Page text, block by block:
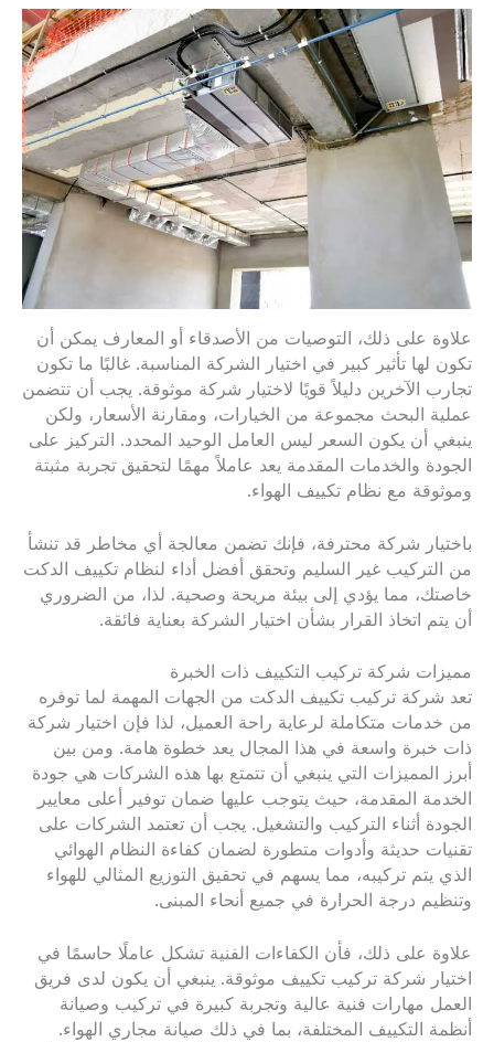
علاوة على ذلك، التوصيات من الأصدقاء أو المعارف يمكن أن
تكون لها تأثير كبير في اختيار الشركة المناسبة. غالبًا ما تكون
تجارب الآخرين دليلاً قويًا لاختيار شركة موثوقة. يجب أن تتضمن
عملية البحث مجموعة من الخيارات، ومقارنة الأسعار، ولكن
ينبغي أن يكون السعر ليس العامل الوحيد المحدد. التركيز على
الجودة والخدمات المقدمة يعد عاملاً مهمًا لتحقيق تجربة مثبتة
وموثوقة مع نظام تكييف الهواء.
باختيار شركة محترفة، فإنك تضمن معالجة أي مخاطر قد تنشأ
من التركيب غير السليم وتحقق أفضل أداء لنظام تكييف الدكت
خاصتك، مما يؤدي إلى بيئة مريحة وصحية. لذا، من الضروري
أن يتم اتخاذ القرار بشأن اختيار الشركة بعناية فائقة.
مميزات شركة تركيب التكييف ذات الخبرة
تعد شركة تركيب تكييف الدكت من الجهات المهمة لما توفره
من خدمات متكاملة لرعاية راحة العميل، لذا فإن اختيار شركة
ذات خبرة واسعة في هذا المجال يعد خطوة هامة. ومن بين
أبرز المميزات التي ينبغي أن تتمتع بها هذه الشركات هي جودة
الخدمة المقدمة، حيث يتوجب عليها ضمان توفير أعلى معايير
الجودة أثناء التركيب والتشغيل. يجب أن تعتمد الشركات على
تقنيات حديثة وأدوات متطورة لضمان كفاءة النظام الهوائي
الذي يتم تركيبه، مما يسهم في تحقيق التوزيع المثالي للهواء
وتنظيم درجة الحرارة في جميع أنحاء المبنى.
علاوة على ذلك، فأن الكفاءات الفنية تشكل عاملًا حاسمًا في
اختيار شركة تركيب تكييف موثوقة. ينبغي أن يكون لدى فريق
العمل مهارات فنية عالية وتجربة كبيرة في تركيب وصيانة
أنظمة التكييف المختلفة، بما في ذلك صيانة مجاري الهواء.